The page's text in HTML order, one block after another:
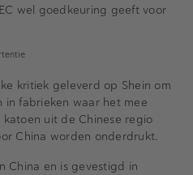
wel goedkeuring geeft voor
kritiek geleverd op Shein om
in fabrieken waar het mee
uit de Chinese regio
China worden onderdrukt.
China en is gevestigd in